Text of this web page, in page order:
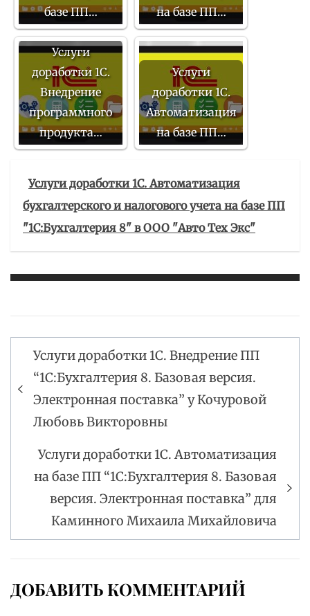
базе ПП…
на базе ПП…
Услуги
доработки 1С.
Внедрение
программного
продукта…
Услуги
доработки 1С.
Автоматизация
на базе ПП…
Услуги доработки 1С. Автоматизация
бухгалтерского и налогового учета на базе ПП
"1С:Бухгалтерия 8" в ООО "Авто Тех Экс"
Навигация
по
записям
Услуги доработки 1С. Внедрение ПП
“1С:Бухгалтерия 8. Базовая версия.
Электронная поставка” у Кочуровой
Любовь Викторовны
Услуги доработки 1С. Автоматизация
на базе ПП “1С:Бухгалтерия 8. Базовая
версия. Электронная поставка” для
Каминного Михаила Михайловича
ДОБАВИТЬ КОММЕНТАРИЙ